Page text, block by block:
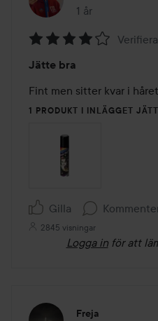
1 år
Inlägget
4
av
5
Jätte bra
Fint men sitter kvar i
1 PRODUKT I INLÄGGET
Gilla
2845 visningar
Logga in för att
Freja